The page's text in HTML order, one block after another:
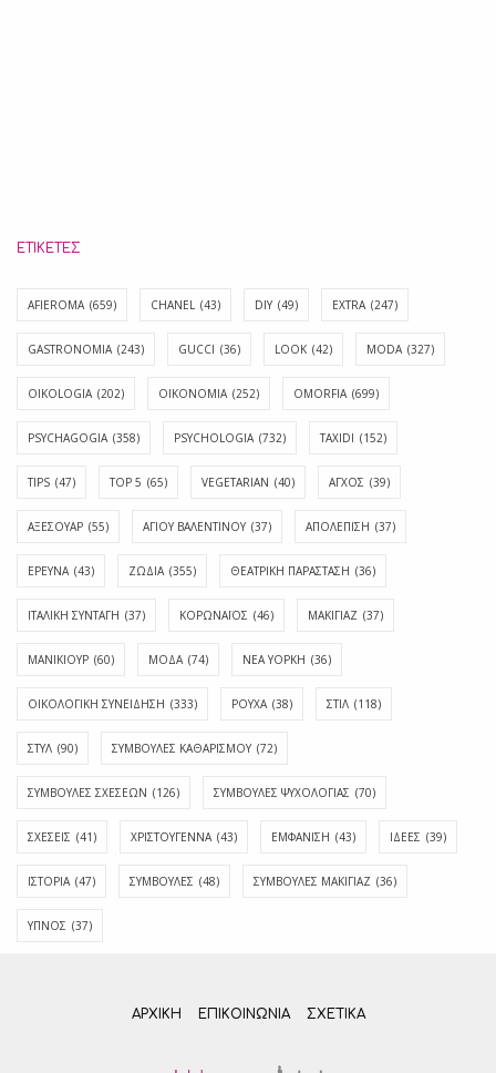
ΕΤΙΚΈΤΕΣ
AFIEROMA (659) CHANEL (43) DIY (49) EXTRA (247)
GASTRONOMIA (243) GUCCI (36) LOOK (42) MODA (327)
OIKOLOGIA (202) OIKONOMIA (252) OMORFIA (699)
PSYCHAGOGIA (358) PSYCHOLOGIA (732) TAXIDI (152)
TIPS (47) TOP 5 (65) VEGETARIAN (40) ΑΓΧΟΣ (39)
ΑΞΕΣΟΥΑΡ (55) ΑΓΊΟΥ ΒΑΛΕΝΤΊΝΟΥ (37) ΑΠΟΛΈΠΙΣΗ (37)
ΕΡΕΥΝΑ (43) ΖΩΔΙΑ (355) ΘΕΑΤΡΙΚΗ ΠΑΡΑΣΤΑΣΗ (36)
ΙΤΑΛΙΚΗ ΣΥΝΤΑΓΗ (37) ΚΟΡΩΝΑΪΟΣ (46) ΜΑΚΙΓΙΑΖ (37)
ΜΑΝΙΚΙΟΥΡ (60) ΜΟΔΑ (74) ΝΕΑ ΥΟΡΚΗ (36)
ΟΙΚΟΛΟΓΙΚΗ ΣΥΝΕΙΔΗΣΗ (333) ΡΟΥΧΑ (38) ΣΤΙΛ (118)
ΣΤΥΛ (90) ΣΥΜΒΟΥΛΕΣ ΚΑΘΑΡΙΣΜΟΥ (72)
ΣΥΜΒΟΥΛΕΣ ΣΧΕΣΕΩΝ (126) ΣΥΜΒΟΥΛΕΣ ΨΥΧΟΛΟΓΙΑΣ (70)
ΣΧΕΣΕΙΣ (41) ΧΡΙΣΤΟΥΓΕΝΝΑ (43) ΕΜΦΆΝΙΣΗ (43) ΙΔΈΕΣ (39)
ΙΣΤΟΡΊΑ (47) ΣΥΜΒΟΥΛΈΣ (48) ΣΥΜΒΟΥΛΈΣ ΜΑΚΙΓΙΆΖ (36)
ΎΠΝΟΣ (37)
ΑΡΧΙΚΗ ΕΠΙΚΟΙΝΩΝΊΑ ΣΧΕΤΙΚΆ